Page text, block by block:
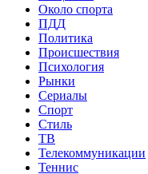
Около спорта
ПДД
Политика
Происшествия
Психология
Рынки
Сериалы
Спорт
Стиль
ТВ
Телекоммуникации
Теннис